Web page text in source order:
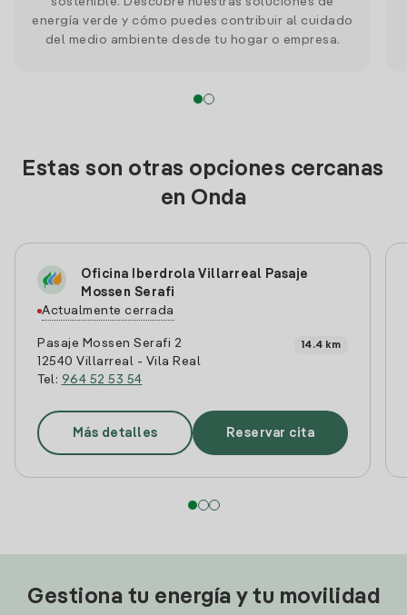
energía verde y cómo puedes contribuir al cuidado
del medio ambiente desde tu hogar o empresa.
Estas son otras opciones cercanas
en Onda
Oficina Iberdrola Villarreal Pasaje
Mossen Serafi
Actualmente cerrada
Pasaje Mossen Serafi 2
12540 Villarreal - Vila Real
Tel: 964 52 53 54
14.4 km
Más detalles Reservar cita
Gestiona tu energía y tu movilidad